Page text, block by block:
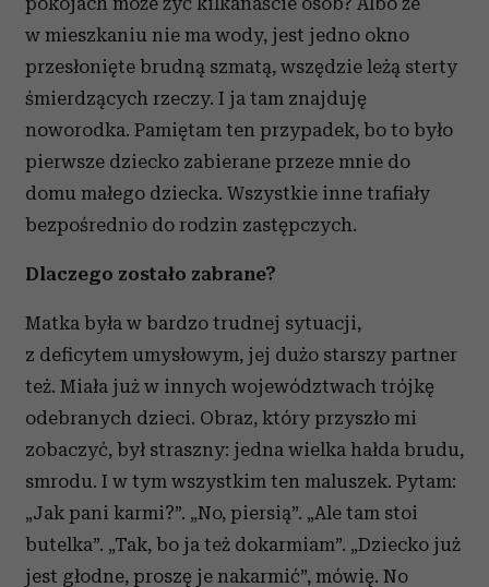
w mieszkaniu nie ma wody, jest jedno okno
przesłonięte brudną szmatą, wszędzie leżą sterty
śmierdzących rzeczy. I ja tam znajduję
noworodka. Pamiętam ten przypadek, bo to było
pierwsze dziecko zabierane przeze mnie do
domu małego dziecka. Wszystkie inne trafiały
bezpośrednio do rodzin zastępczych.
Dlaczego zostało zabrane?
Matka była w bardzo trudnej sytuacji,
z deficytem umysłowym, jej dużo starszy partner
też. Miała już w innych województwach trójkę
odebranych dzieci. Obraz, który przyszło mi
zobaczyć, był straszny: jedna wielka hałda brudu,
smrodu. I w tym wszystkim ten maluszek. Pytam:
„Jak pani karmi?”. „No, piersią”. „Ale tam stoi
butelka”. „Tak, bo ja też dokarmiam”. „Dziecko już
jest głodne, proszę je nakarmić”, mówię. No